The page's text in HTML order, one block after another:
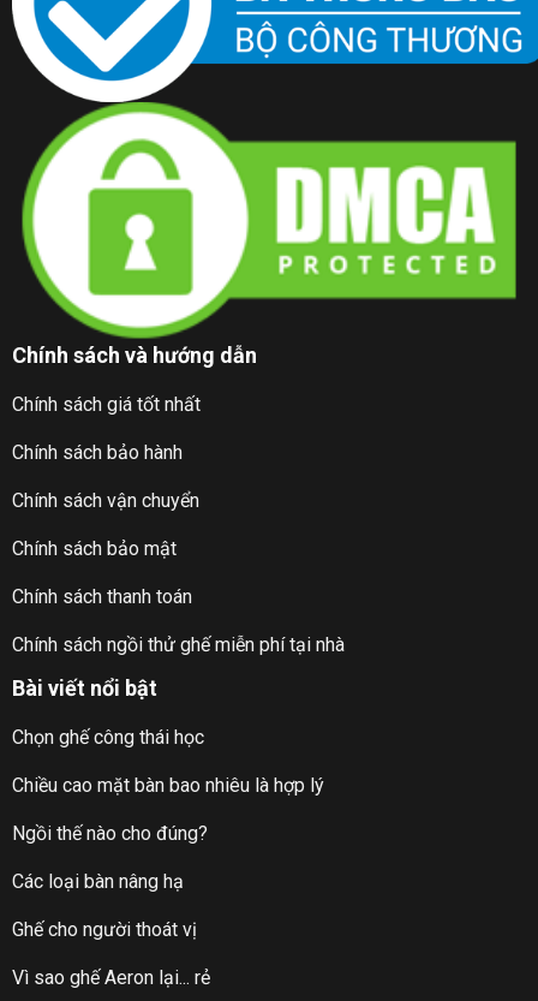
Chính sách và hướng dẫn
Chính sách giá tốt nhất
Chính sách bảo hành
Chính sách vận chuyển
Chính sách bảo mật
Chính sách thanh toán
Chính sách ngồi thử ghế miễn phí tại nhà
Bài viết nổi bật
Chọn ghế công thái học
Chiều cao mặt bàn bao nhiêu là hợp lý
Ngồi thế nào cho đúng?
Các loại bàn nâng hạ
Ghế cho người thoát vị
Vì sao ghế Aeron lại... rẻ